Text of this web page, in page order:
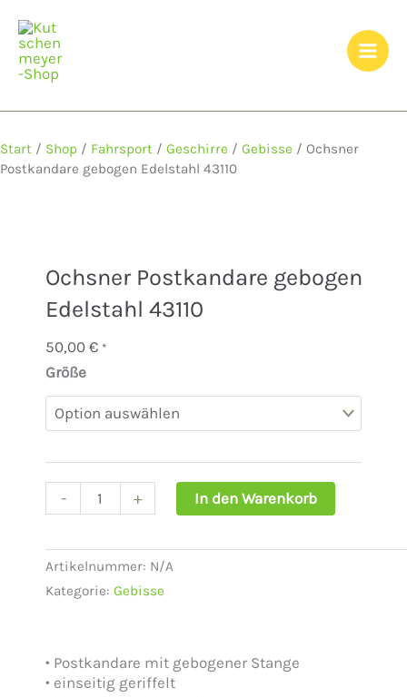
Inhalt
springen
Start / Shop / Fahrsport / Geschirre / Gebisse / Ochsner
Postkandare gebogen Edelstahl 43110
Ochsner Postkandare gebogen
Edelstahl 43110
50,00 € *
Größe
-
Ochsner
Postkandare
gebogen
43110
Menge
+ In den Warenkorb
Artikelnummer: N/A
Kategorie: Gebisse
• Postkandare mit gebogener Stange
• einseitig geriffelt